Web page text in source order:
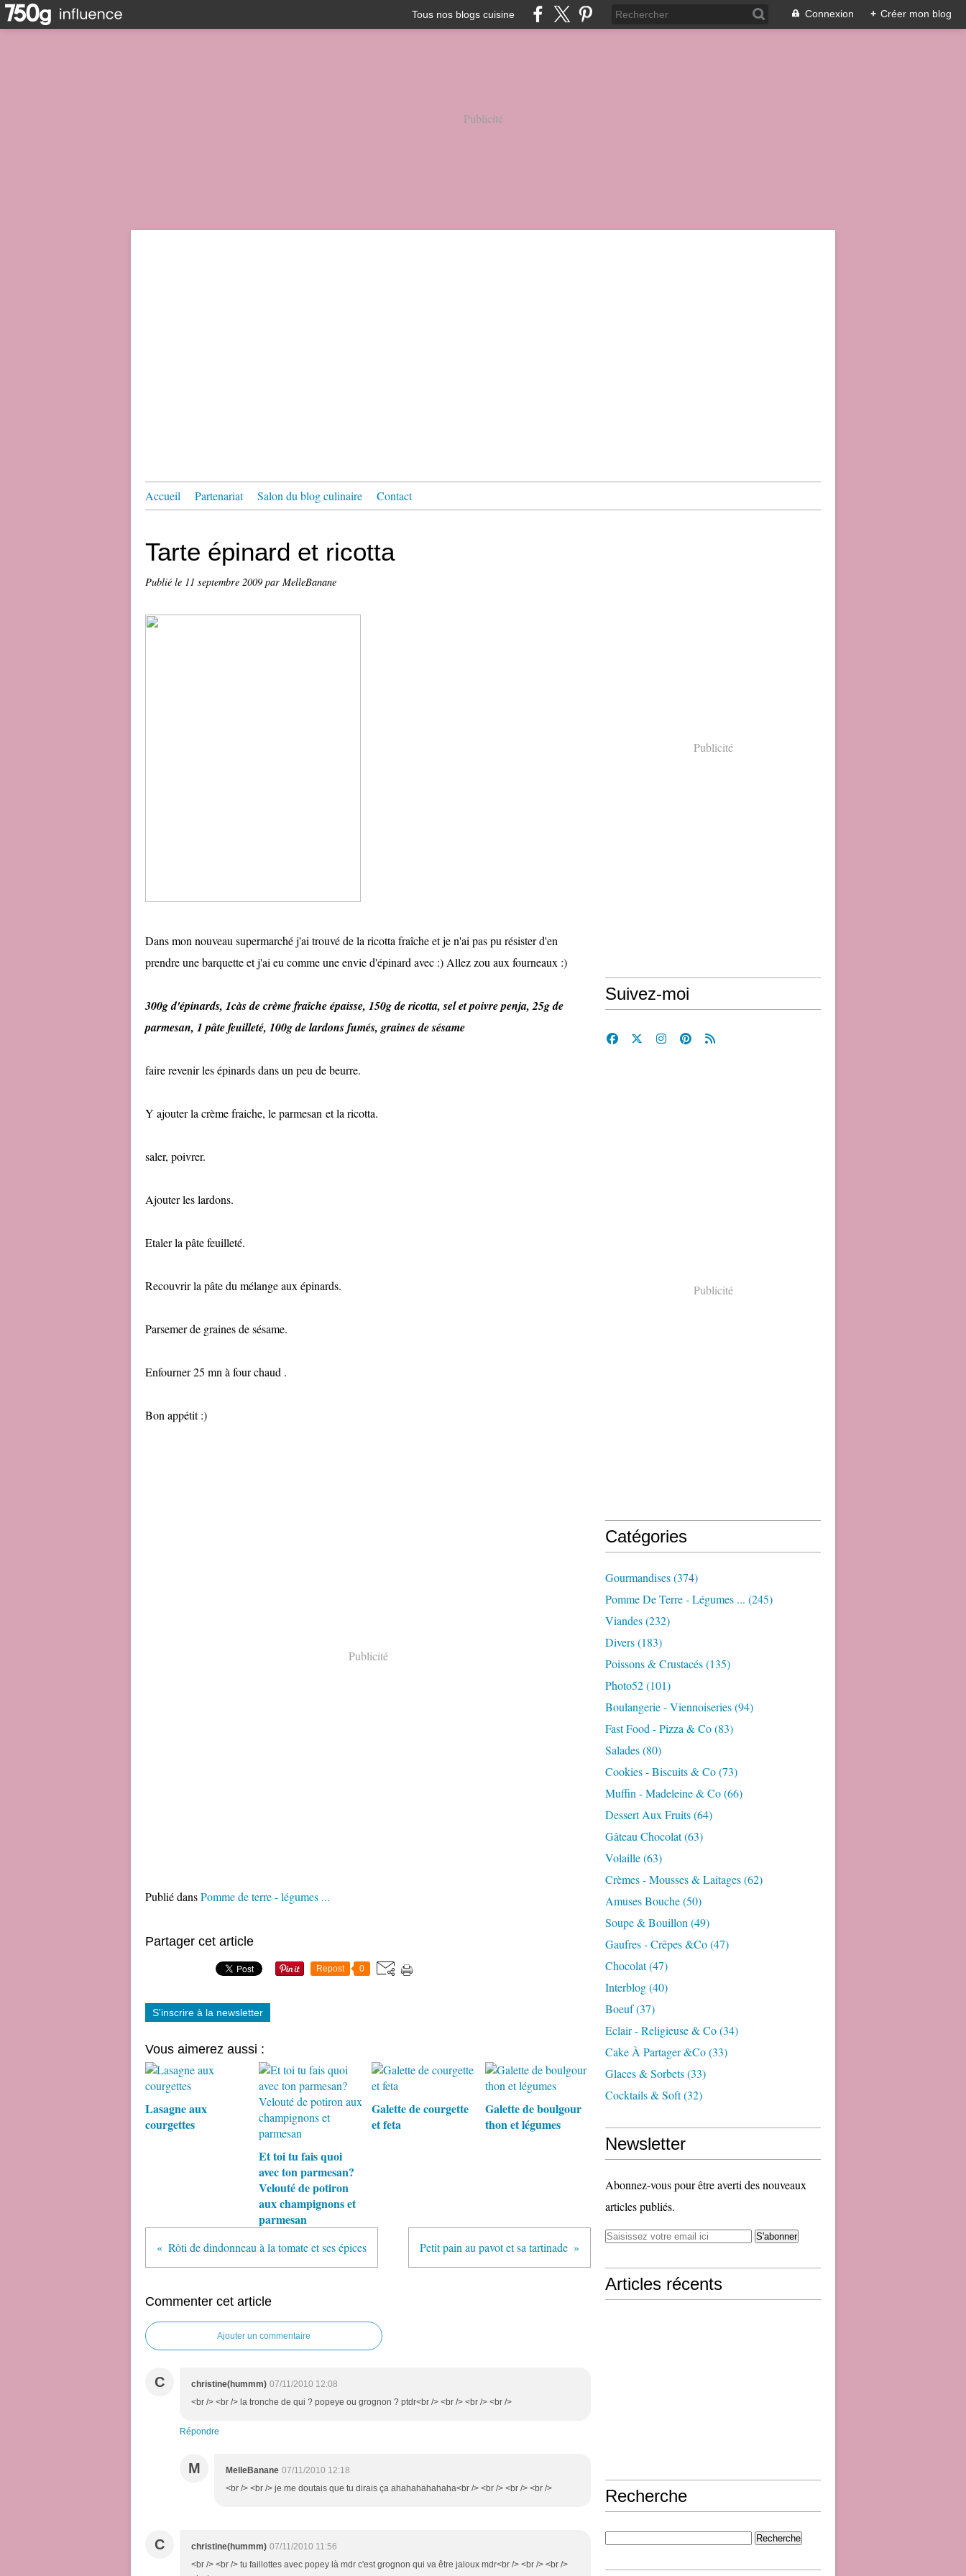
Tous nos blogs cuisine Connexion + Créer mon blog
Publicité
Accueil Partenariat Salon du blog culinaire Contact
Tarte épinard et ricotta
Publié le 11 septembre 2009 par MelleBanane
Dans mon nouveau supermarché j'ai trouvé de la ricotta fraîche et je n'ai pas pu résister d'en
prendre une barquette et j'ai eu comme une envie d'épinard avec :) Allez zou aux fourneaux :)
300g d'épinards, 1càs de crème fraîche épaisse, 150g de ricotta, sel et poivre penja, 25g de
parmesan, 1 pâte feuilleté, 100g de lardons fumés, graines de sésame
faire revenir les épinards dans un peu de beurre.
Y ajouter la crème fraiche, le parmesan et la ricotta.
saler, poivrer.
Ajouter les lardons.
Etaler la pâte feuilleté.
Recouvrir la pâte du mélange aux épinards.
Parsemer de graines de sésame.
Enfourner 25 mn à four chaud .
Bon appétit :)
Publicité
Publié dansPomme de terre - légumes ...
Partager cet article
Repost 0
S'inscrire à la newsletter
Vous aimerez aussi :
Lasagne aux
courgettes
Et toi tu fais quoi
avec ton parmesan?
Velouté de potiron
aux champignons et
parmesan
Galette de courgette
et feta
Galette de boulgour
thon et légumes
Rôti de dindonneau à la tomate et ses épices Petit pain au pavot et sa tartinade
Commenter cet article
Ajouter un commentaire
C christine(hummm) 07/11/2010 12:08
<br /> <br /> la tronche de qui ? popeye ou grognon ? ptdr<br /> <br /> <br /> <br />
Répondre
M MelleBanane 07/11/2010 12:18
<br /> <br /> je me doutais que tu dirais ça ahahahahahaha<br /> <br /> <br /> <br />
C christine(hummm) 07/11/2010 11:56
<br /> <br /> tu faillottes avec popey là mdr c'est grognon qui va être jaloux mdr<br /> <br /> <br />
Publicité
Suivez-moi
Publicité
Catégories
Gourmandises(374)
Pomme De Terre - Légumes ... (245)
Viandes(232)
Divers(183)
Poissons & Crustacés(135)
Photo52(101)
Boulangerie - Viennoiseries(94)
Fast Food - Pizza & Co(83)
Salades(80)
Cookies - Biscuits & Co(73)
Muffin - Madeleine & Co(66)
Dessert Aux Fruits(64)
Gâteau Chocolat(63)
Volaille(63)
Crèmes - Mousses & Laitages(62)
Amuses Bouche(50)
Soupe & Bouillon (49)
Gaufres - Crêpes &co(47)
Chocolat(47)
Interblog(40)
Boeuf(37)
Eclair - Religieuse & Co(34)
Cake À Partager &co(33)
Glaces & Sorbets(33)
Cocktails & Soft(32)
Newsletter
Abonnez-vous pour être averti des nouveaux
articles publiés.
Articles récents
Recherche